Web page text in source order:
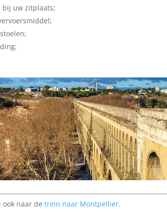
bij uw zitplaats;
ook naar detrein naar Montpellier.